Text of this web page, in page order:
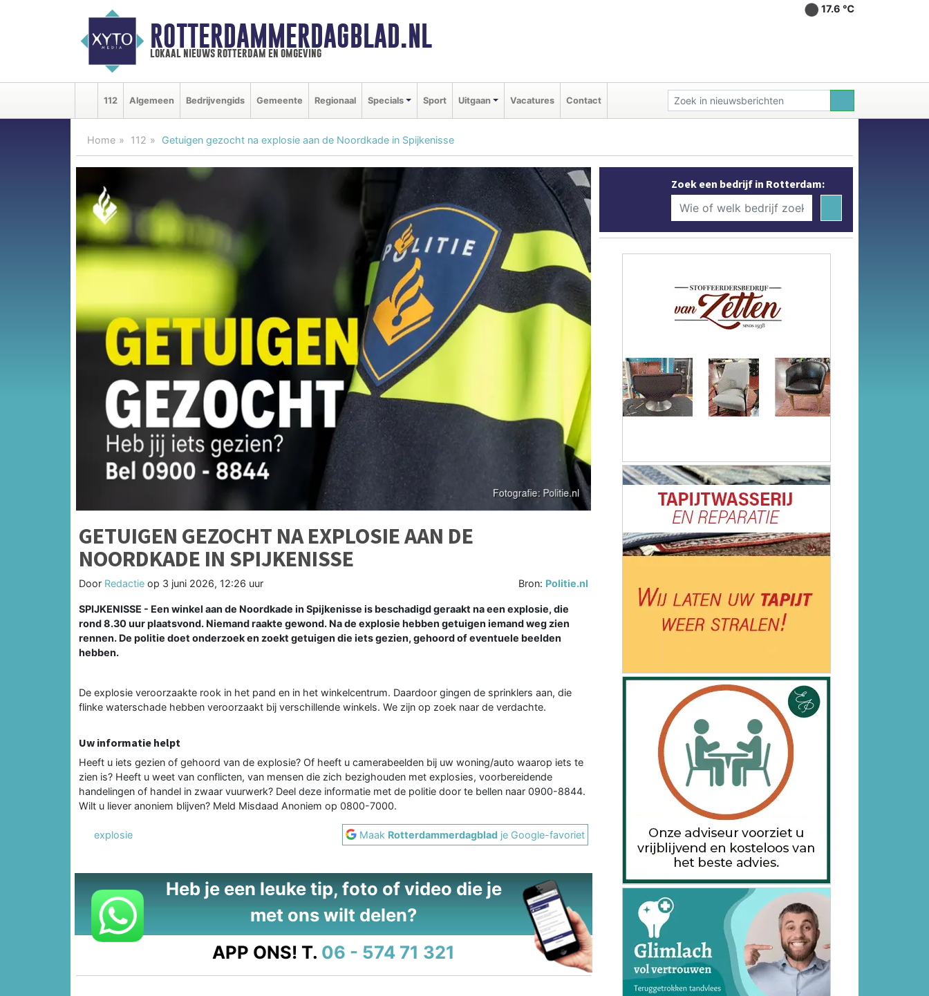
ROTTERDAMMERDAGBLAD.NL
lokaal nieuws rotterdam en omgeving
17.6 ℃
112 Algemeen Bedrijvengids Gemeente Regionaal Specials Sport Uitgaan Vacatures Contact
Home 112 Getuigen gezocht na explosie aan de Noordkade in Spijkenisse
GETUIGEN GEZOCHT NA EXPLOSIE AAN DE
NOORDKADE IN SPIJKENISSE
Door Redactie op 3 juni 2026, 12:26 uur Bron: Politie.nl
SPIJKENISSE - Een winkel aan de Noordkade in Spijkenisse is beschadigd geraakt na een explosie, die
rond 8.30 uur plaatsvond. Niemand raakte gewond. Na de explosie hebben getuigen iemand weg zien
rennen. De politie doet onderzoek en zoekt getuigen die iets gezien, gehoord of eventuele beelden
hebben.
De explosie veroorzaakte rook in het pand en in het winkelcentrum. Daardoor gingen de sprinklers aan, die
flinke waterschade hebben veroorzaakt bij verschillende winkels. We zijn op zoek naar de verdachte.
Uw informatie helpt
Heeft u iets gezien of gehoord van de explosie? Of heeft u camerabeelden bij uw woning/auto waarop iets te
zien is? Heeft u weet van conflicten, van mensen die zich bezighouden met explosies, voorbereidende
handelingen of handel in zwaar vuurwerk? Deel deze informatie met de politie door te bellen naar 0900-8844.
Wilt u liever anoniem blijven? Meld Misdaad Anoniem op 0800-7000.
explosie Maak Rotterdammerdagblad je Google-favoriet
Heb je een leuke tip, foto of video die je
met ons wilt delen?
APP ONS! T. 06 - 574 71 321
Zoek een bedrijf in Rotterdam: